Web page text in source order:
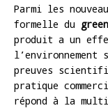
Parmi les
formelle du
produit a un
l’environnement
preuves
pratique
répond à la